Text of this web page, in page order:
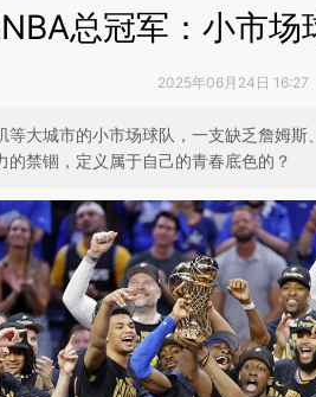
总冠军：小市场
2025年06月24日 16:27
等大城市的小市场球队，一支缺乏詹姆
的禁锢，定义属于自己的青春底色的？